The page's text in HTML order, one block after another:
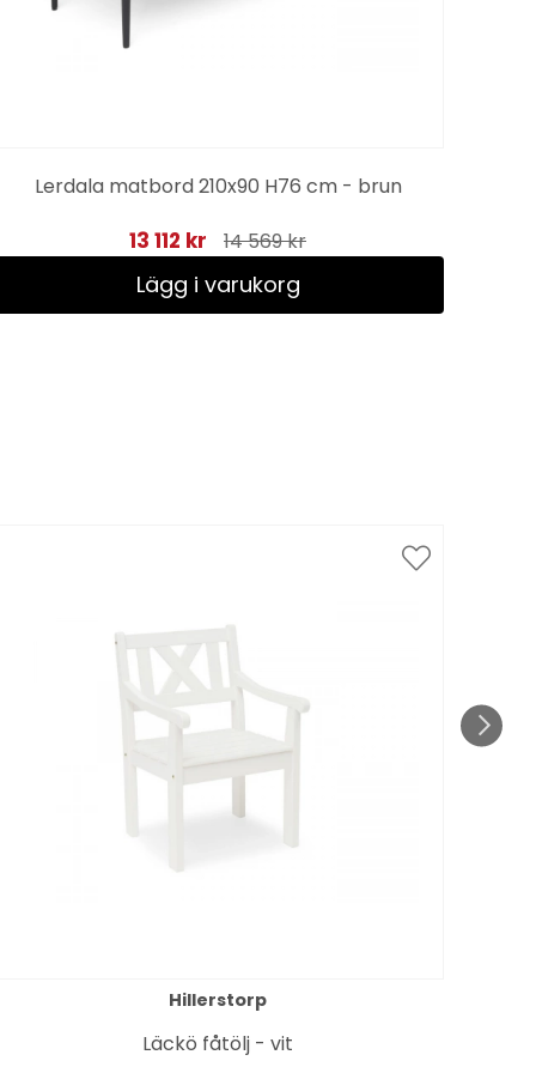
Lerdala matbord 210x90 H76 cm - brun
13 112 kr 14 569 kr
Lägg i varukorg
Hillerstorp
Läckö fåtölj - vit